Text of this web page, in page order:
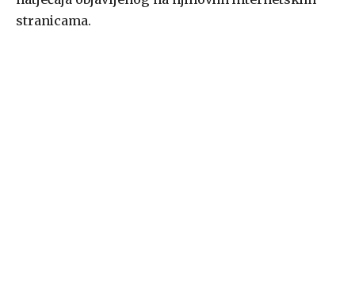
stranicama.